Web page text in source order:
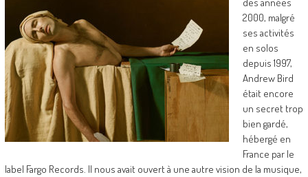
2000, malgré
ses activités
en solos
depuis 1997,
Andrew Bird
était encore
un secret trop
bien gardé,
hébergé en
France par le
label Fargo Records. Il nous avait ouvert à une autre vision de la musique,